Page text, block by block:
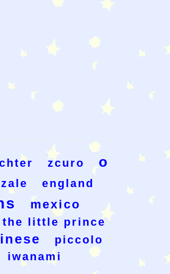
zcuro o
england
mexico
the little prince
piccolo
iwanami